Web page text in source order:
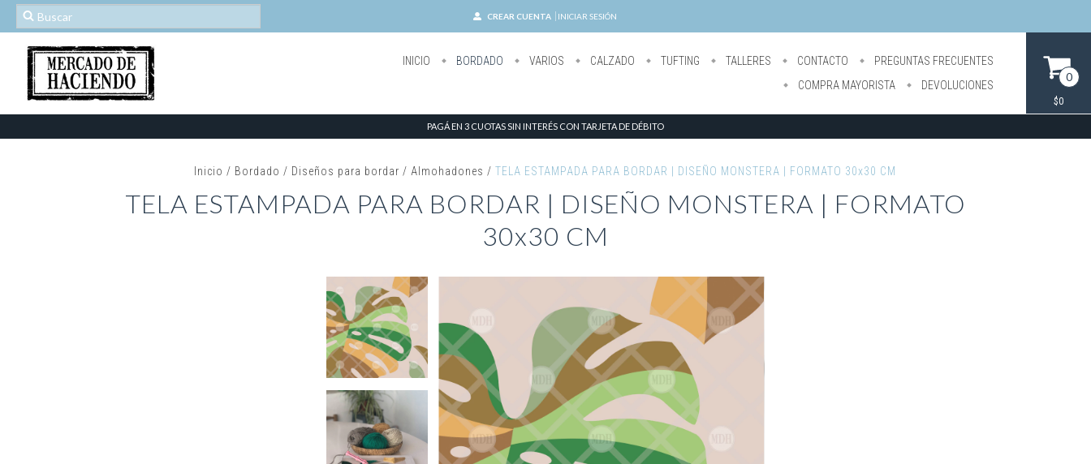
CREAR CUENTA INICIAR SESIÓN
INICIO BORDADO VARIOS CALZADO TUFTING TALLERES CONTACTO
PREGUNTAS FRECUENTES
COMPRA MAYORISTA
DEVOLUCIONES
0
$0
PAGÁ EN 3 CUOTAS SIN INTERÉS CON TARJETA DE DÉBITO
Inicio / Bordado / Diseños para bordar / Almohadones / TELA ESTAMPADA PARA BORDAR | DISEÑO MONSTERA | FORMATO 30x30 CM
TELA ESTAMPADA PARA BORDAR | DISEÑO MONSTERA | FORMATO
30x30 CM